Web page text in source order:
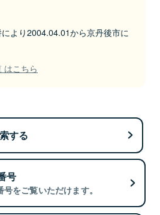
より2004.04.01から京丹後市に
はこちら
する
号
をご覧いただけます。